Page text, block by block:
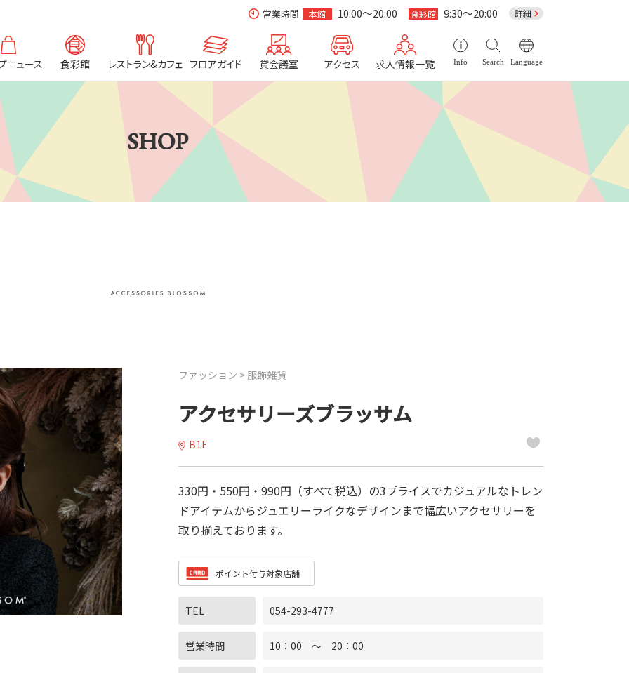
営業時間 本館 10:00～20:00 食彩館 9:30～20:00 詳細
ニュース 食彩館 レストラン&カフェ フロアガイド 貸会議室 アクセス 求人情報一覧 Info Search Language
SHOP
ファッション > 服飾雑貨
アクセサリーズブラッサム
B1F
330円・550円・990円（すべて税込）の3プライスでカジュアルなトレン
ドアイテムからジュエリーライクなデザインまで幅広いアクセサリーを
取り揃えております。
ポイント付与対象店舗
TEL 054-293-4777
営業時間 10：00 ～ 20：00